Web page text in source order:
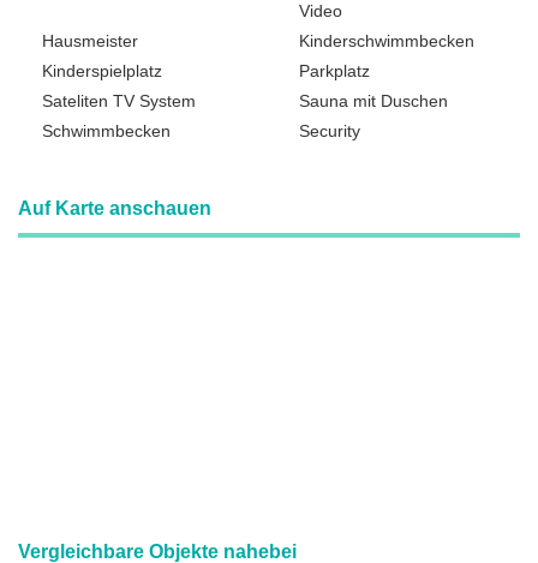
Video
Hausmeister
Kinderschwimmbecken
Kinderspielplatz
Parkplatz
Sateliten TV System
Sauna mit Duschen
Schwimmbecken
Security
Auf Karte anschauen
Vergleichbare Objekte nahebei